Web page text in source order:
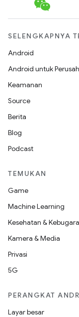
SELENGKAPNYA
Android
Android untuk
Keamanan
Source
Berita
Blog
Podcast
TEMUKAN
Game
Machine Learning
Kesehatan &
Kamera & Media
Privasi
5G
PERANGKAT
Layar besar